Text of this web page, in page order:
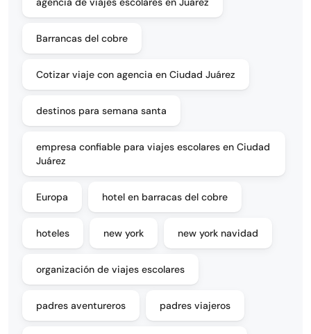
Barrancas del cobre
Cotizar viaje con agencia en Ciudad Juárez
destinos para semana santa
empresa confiable para viajes escolares en Ciudad
Juárez
Europa hotel en barracas del cobre
hoteles new york new york navidad
organización de viajes escolares
padres aventureros padres viajeros